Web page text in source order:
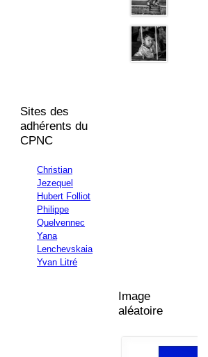
Sites des
adhérents du
CPNC
Christian
Jezequel
Hubert Folliot
Philippe
Quelvennec
Yana
Lenchevskaia
Yvan Litré
Image
aléatoire